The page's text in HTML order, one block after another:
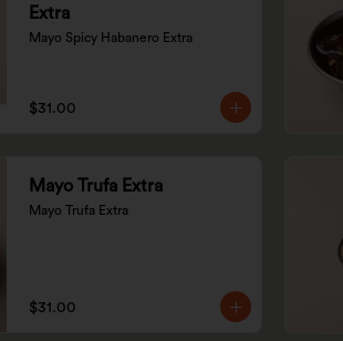
Extra
Mayo Spicy Habanero Extra
$31.00
Mayo Trufa Extra
Mayo Trufa Extra
$31.00